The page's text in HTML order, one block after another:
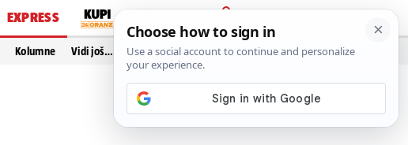
EXPRESS
PRIJAVA
Kolumne Vidi još…